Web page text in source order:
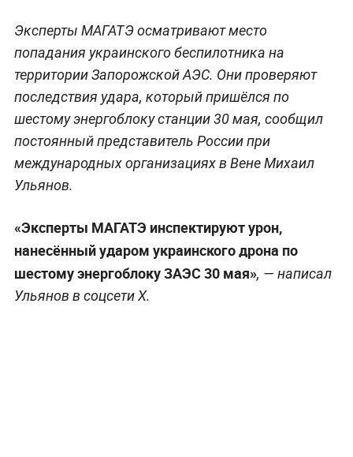
Эксперты МАГАТЭ осматривают место
попадания украинского беспилотника на
территории Запорожской АЭС. Они проверяют
последствия удара, который пришёлся по
шестому энергоблоку станции 30 мая, сообщил
постоянный представитель России при
международных организациях в Вене Михаил
Ульянов.
«Эксперты МАГАТЭ инспектируют урон,
нанесённый ударом украинского дрона по
шестому энергоблоку ЗАЭС 30 мая», — написал
Ульянов в соцсети X.